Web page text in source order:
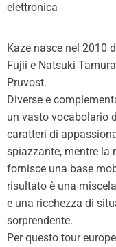
elettronica
Kaze nasce nel 2010
Fujii e Natsuki
Pruvost.
Diverse e
un vasto vocabolario
caratteri di
spiazzante, mentre la
fornisce una base
risultato è una
e una ricchezza di
sorprendente.
Per questo tour